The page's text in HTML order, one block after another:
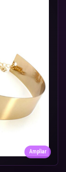
Ampliar